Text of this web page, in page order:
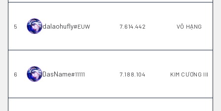
5 dalaohufly#EUW 7.614.442 VÔ HẠNG
6 DasName#11111 7.188.104 KIM CƯƠNG III